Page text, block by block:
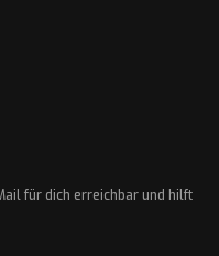
für dich erreichbar und hilft